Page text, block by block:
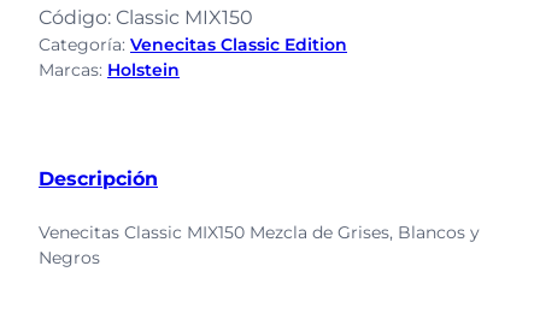
Código: Classic MIX150
Categoría: Venecitas Classic Edition
Marcas: Holstein
Descripción
Venecitas Classic MIX150 Mezcla de Grises, Blancos y
Negros